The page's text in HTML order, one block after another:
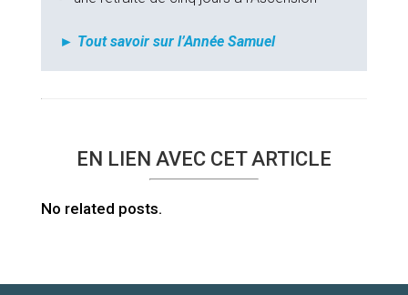
► Tout savoir sur l’Année Samuel
EN LIEN AVEC CET ARTICLE
No related posts.